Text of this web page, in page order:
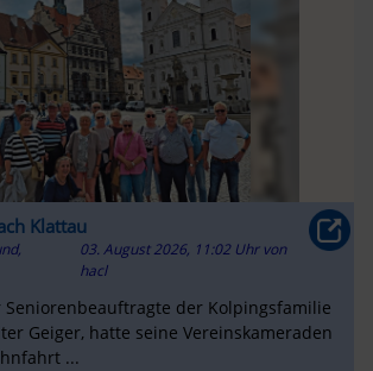
Klattau
03. August 2026, 11:02 Uhr von
hacl
Seniorenbeauftragte der Kolpingsfamilie
Geiger, hatte seine Vereinskameraden
...